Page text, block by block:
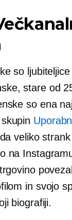
so
stare od
so ena
veliko
na
in svojo
biografiji.